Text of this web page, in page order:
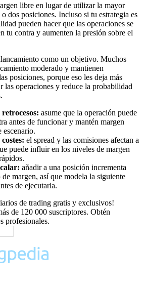
libre en lugar de utilizar la mayor
dos posiciones. Incluso si tu estrategia es
pueden hacer que las operaciones se
tu contra y aumenten la presión sobre el
como un objetivo. Muchos
moderado y mantienen
posiciones, porque eso les deja más
las operaciones y reduce la probabilidad
asume que la operación puede
antes de funcionar y mantén margen
escenario.
el spread y las comisiones afectan a
puede influir en los niveles de margen
añadir a una posición incrementa
margen, así que modela la siguiente
de ejecutarla.
de trading gratis y exclusivos!
de 120 000 suscriptores. Obtén
profesionales.